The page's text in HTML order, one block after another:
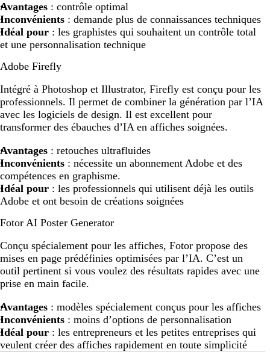
Avantages : contrôle optimal
Inconvénients : demande plus de connaissances techniques
Idéal pour : les graphistes qui souhaitent un contrôle total
et une personnalisation technique
Adobe Firefly
Intégré à Photoshop et Illustrator, Firefly est conçu pour les
professionnels. Il permet de combiner la génération par l’IA
avec les logiciels de design. Il est excellent pour
transformer des ébauches d’IA en affiches soignées.
Avantages : retouches ultrafluides
Inconvénients : nécessite un abonnement Adobe et des
compétences en graphisme.
Idéal pour : les professionnels qui utilisent déjà les outils
Adobe et ont besoin de créations soignées
Fotor AI Poster Generator
Conçu spécialement pour les affiches, Fotor propose des
mises en page prédéfinies optimisées par l’IA. C’est un
outil pertinent si vous voulez des résultats rapides avec une
prise en main facile.
Avantages : modèles spécialement conçus pour les affiches
Inconvénients : moins d’options de personnalisation
Idéal pour : les entrepreneurs et les petites entreprises qui
veulent créer des affiches rapidement en toute simplicité